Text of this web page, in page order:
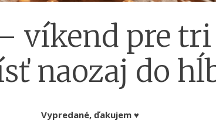
víkend pre
naozaj do
Vypredané, ďakujem ♥